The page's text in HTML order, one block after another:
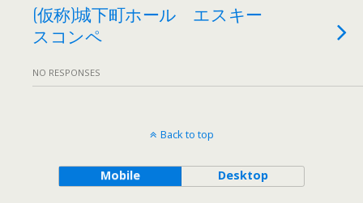
(仮称)城下町ホール エスキー
スコンペ
NO RESPONSES
Back to top
Mobile Desktop